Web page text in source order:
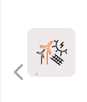
‹